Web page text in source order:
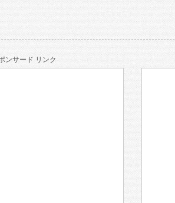
ンサード リンク